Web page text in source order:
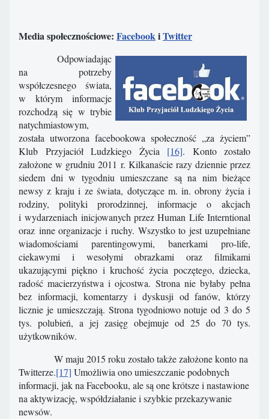
Media społecznościowe: FacebookiTwitter
Odpowiadając
na potrzeby
współczesnego świata,
w którym informacje
rozchodzą się w trybie
natychmiastowym,
została utworzona facebookowa społeczność „za życiem”
Klub Przyjaciół Ludzkiego Życia [16]. Konto zostało
założone w grudniu 2011 r. Kilkanaście razy dziennie przez
siedem dni w tygodniu umieszczane są na nim bieżące
newsy z kraju i ze świata, dotyczące m. in. obrony życia i
rodziny, polityki prorodzinnej, informacje o akcjach
i wydarzeniach inicjowanych przez Human Life Interntional
oraz inne organizacje i ruchy. Wszystko to jest uzupełniane
wiadomościami parentingowymi, banerkami pro-life,
ciekawymi i wesołymi obrazkami oraz filmikami
ukazującymi piękno i kruchość życia poczętego, dziecka,
radość macierzyństwa i ojcostwa. Strona nie byłaby pełna
bez informacji, komentarzy i dyskusji od fanów, którzy
licznie je umieszczają. Strona tygodniowo notuje od 3 do 5
tys. polubień, a jej zasięg obejmuje od 25 do 70 tys.
użytkowników.
W maju 2015 roku zostało także założone konto na
Twitterze.[17] Umożliwia ono umieszczanie podobnych
informacji, jak na Facebooku, ale są one krótsze i nastawione
na aktywizację, współdziałanie i szybkie przekazywanie
newsów.